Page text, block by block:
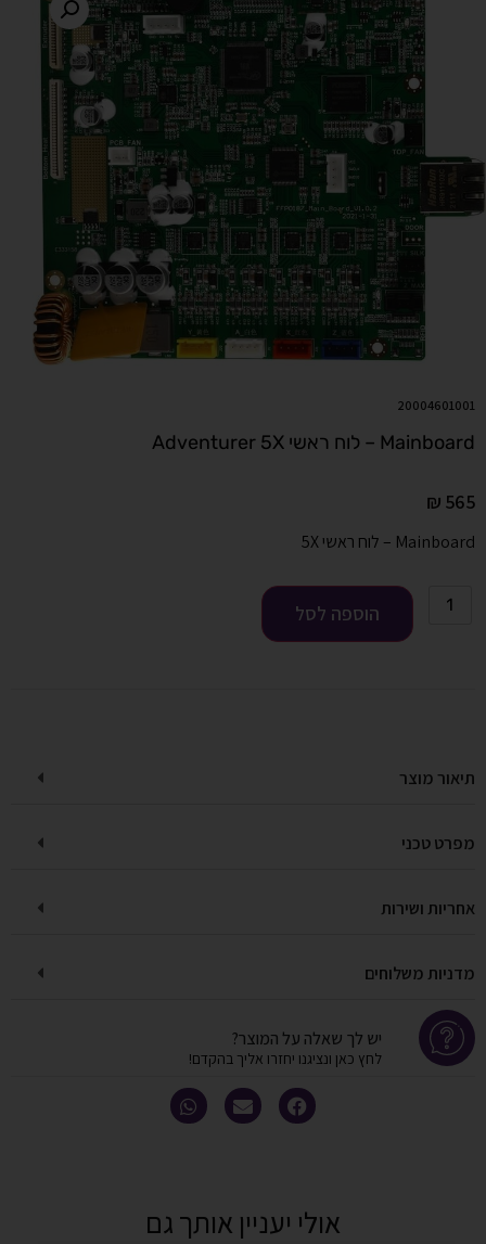
20004601001
Mainboard – לוח ראשי Adventurer 5X
₪ 565
Mainboard – לוח ראשי 5X
הוספה לסל
תיאור מוצר
מפרט טכני
אחריות ושירות
מדניות משלוחים
יש לך שאלה על המוצר?
לחץ כאן ונציגנו יחזרו אליך בהקדם!
אולי יעניין אותך גם